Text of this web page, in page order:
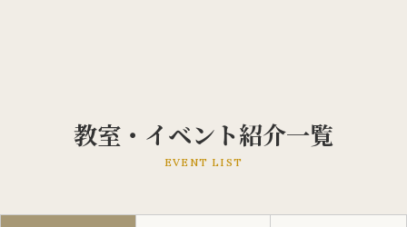
教室・イベント紹介一覧
EVENT LIST